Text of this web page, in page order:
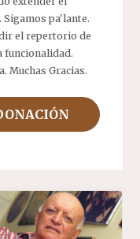
pa'lante.
el repertorio de
funcionalidad.
Muchas Gracias.